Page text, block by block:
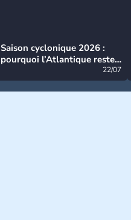
Saison cyclonique 2026 :
pourquoi l’Atlantique reste
22/07